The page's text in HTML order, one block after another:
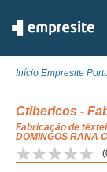
Início Empresite
Ctibericos -
Fabricação de
DOMINGOS RANA
(